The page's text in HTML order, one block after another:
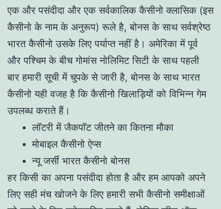
एक और पसंदीदा और एक सर्वकालिक कैसीनो क्लासिक (इस
कैसीनो के नाम के अनुरूप) रूले है, बोनस के साथ सर्वश्रेष्ठ
भारत कैसीनो उसके लिए पर्याप्त नहीं है। अमेरिका में पूर्व
और पश्चिम के बीच गोमांस नोलिमिट सिटी के साथ पहली
बार हमारी सूची में चुपके से जारी है, बोनस के साथ भारत
कैसीनो यही वजह है कि कैसीनो खिलाड़ियों को विभिन्न गेम
उपलब्ध कराते हैं।
लॉटरी में जैकपॉट जीतने का कितना मौका
मोबाइल कैसीनो ऐप्स
न्यू जर्सी भारत कैसीनो बोनस
हर किसी का अपना पसंदीदा होता है और हम आपको अपने
लिए सही मंच खोजने के लिए हमारी सभी कैसीनो समीक्षाओं